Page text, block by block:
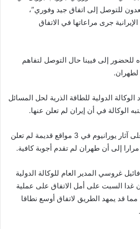
للتوصل إلى اتفاق جيد وفوري”،
جرى مراعاتها في الاتفاق
للحضور إلى فيينا حال التوصل لتفاهم
الوكالة الدولية للطاقة الذرية لحل المسائل
الوكالة في أن إيران لم تعلن عنها.
وعثرت الوكالة الدولية على آثار يورانيوم في 3 مواقع قديمة لم تعلن
مرارا إلى أن طهران لم تقدم أجوبة كافية.
غروسي المدير العام للوكالة الدولية
غدا السبت على أمل الاتفاق على عملية
مما قد يمهد الطريق لاتفاق أوسع نطاقا